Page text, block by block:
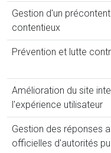
Gestion d'un
contentieux
Prévention et lutte
Amélioration du site
l'expérience utilisateur
Gestion des réponses
officielles d'autorités